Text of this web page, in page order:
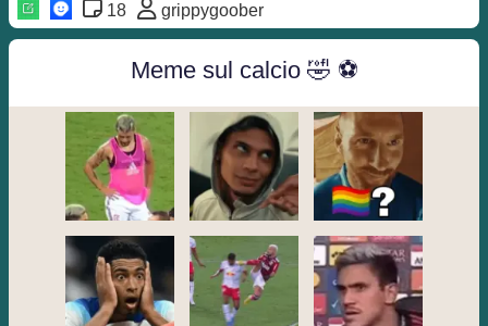
18 grippygoober
Meme sul calcio 🤣 ⚽️